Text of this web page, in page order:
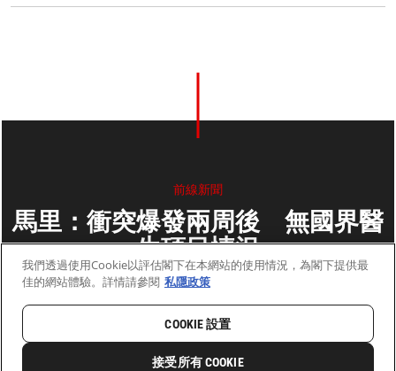
前線新聞
馬里：衝突爆發兩周後 無國界醫
生項目情況
2013年1月25日
首頁最新動向前線新聞與故事
我們透過使用Cookie以評估閣下在本網站的使用情況，為閣下提供最
佳的網站體驗。詳情請參閱 私隱政策
COOKIE 設置
接受所有 COOKIE